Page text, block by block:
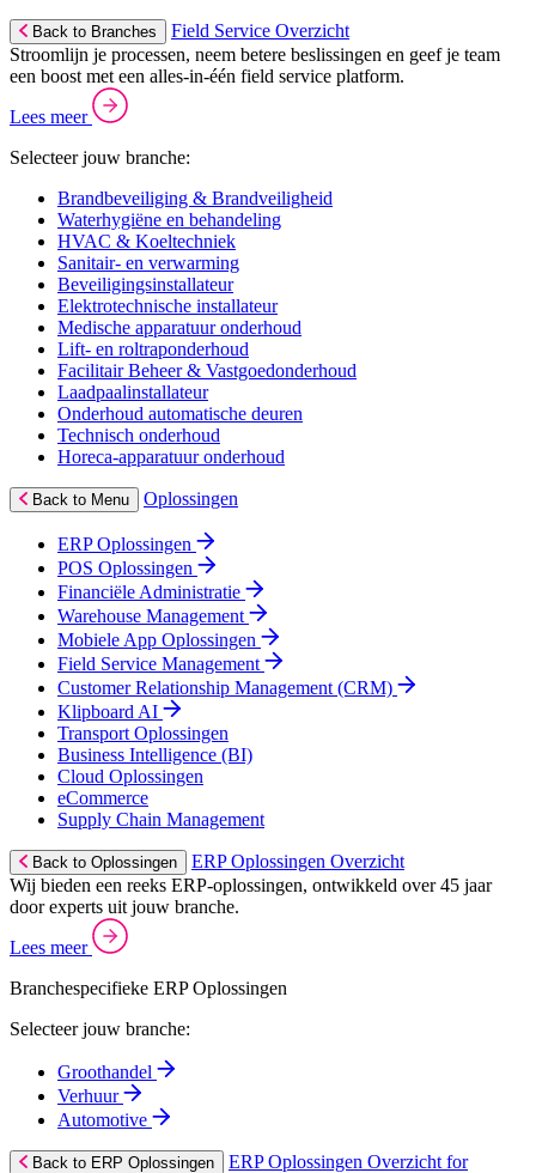
Back to Branches
Field Service Overzicht
Stroomlijn je processen, neem betere beslissingen en geef je team
een boost met een alles-in-één field service platform.
Lees meer
Selecteer jouw branche:
Brandbeveiliging & Brandveiligheid
Waterhygiëne en behandeling
HVAC & Koeltechniek
Sanitair- en verwarming
Beveiligingsinstallateur
Elektrotechnische installateur
Medische apparatuur onderhoud
Lift- en roltraponderhoud
Facilitair Beheer & Vastgoedonderhoud
Laadpaalinstallateur
Onderhoud automatische deuren
Technisch onderhoud
Horeca-apparatuur onderhoud
Back to Menu Oplossingen
ERP Oplossingen
POS Oplossingen
Financiële Administratie
Warehouse Management
Mobiele App Oplossingen
Field Service Management
Customer Relationship Management (CRM)
Klipboard AI
Transport Oplossingen
Business Intelligence (BI)
Cloud Oplossingen
eCommerce
Supply Chain Management
Back to Oplossingen
ERP Oplossingen Overzicht
Wij bieden een reeks ERP-oplossingen, ontwikkeld over 45 jaar
door experts uit jouw branche.
Lees meer
Branchespecifieke ERP Oplossingen
Selecteer jouw branche:
Groothandel
Verhuur
Automotive
Back to ERP Oplossingen
ERP Oplossingen Overzicht for